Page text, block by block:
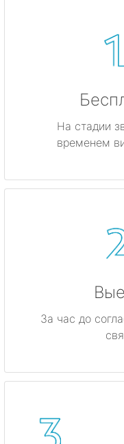
На стадии
временем
За час до